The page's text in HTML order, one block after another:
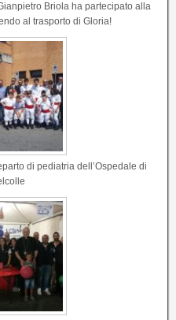
Briola ha partecipato alla
al trasporto di Gloria!
di pediatria dell’Ospedale di